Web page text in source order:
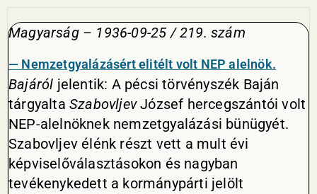
Magyarság – 1936-09-25 / 219. szám
— Nemzetgyalázásért elitélt volt NEP alelnök.
Bajáról jelentik: A pécsi törvényszék Baján
tárgyalta SzabovljevJózsef hercegszántói volt
NEP-alelnöknek nemzetgyalázási bünügyét.
Szabovljev élénk részt vett a mult évi
képviselőválasztásokon és nagyban
tevékenykedett a kormánypárti jelölt